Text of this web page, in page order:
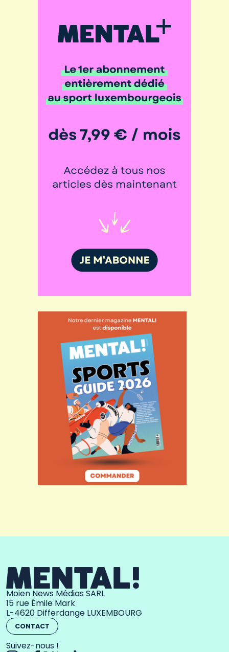
Moien News Médias SARL
15 rue Émile Mark
L-4620 Differdange LUXEMBOURG
CONTACT
Suivez-nous !